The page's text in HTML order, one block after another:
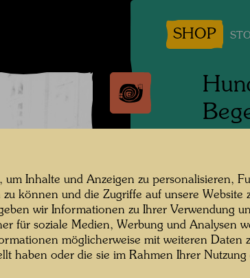
SHOP
Wien,
um Inhalte und Anzeigen zu personalisieren,
können und die Zugriffe auf unsere Website
wir Informationen zu Ihrer Verwendung
für soziale Medien, Werbung und Analysen
möglicherweise mit weiteren Daten
haben oder die sie im Rahmen Ihrer Nutzung